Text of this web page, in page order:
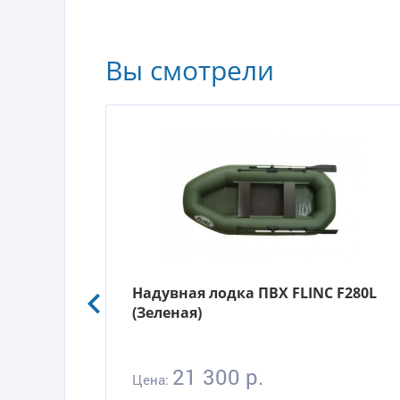
Вы смотрели
Надувная лодка ПВХ FLINC F280L
(Зеленая)
Цена: 21 300 р.